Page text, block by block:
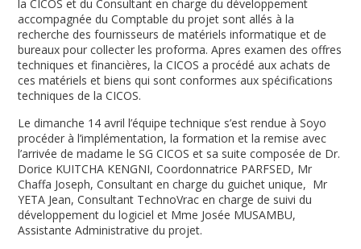
la CICOS et du Consultant en charge du développement
accompagnée du Comptable du projet sont allés à la
recherche des fournisseurs de matériels informatique et de
bureaux pour collecter les proforma. Apres examen des offres
techniques et financières, la CICOS a procédé aux achats de
ces matériels et biens qui sont conformes aux spécifications
techniques de la CICOS.
Le dimanche 14 avril l’équipe technique s’est rendue à Soyo
procéder à l’implémentation, la formation et la remise avec
l’arrivée de madame le SG CICOS et sa suite composée de Dr.
Dorice KUITCHA KENGNI, Coordonnatrice PARFSED, Mr
Chaffa Joseph, Consultant en charge du guichet unique, Mr
YETA Jean, Consultant TechnoVrac en charge de suivi du
développement du logiciel et Mme Josée MUSAMBU,
Assistante Administrative du projet.